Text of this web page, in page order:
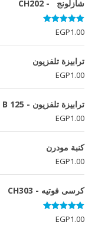
شازلونج - CH202
تم التقييم
5.00
من 5
EGP1.00
ترابيزة تلفزيون
EGP1.00
ترابيزة تلفزيون - B 125
EGP1.00
كنبة مودرن
EGP1.00
كرسى فوتيه - CH303
تم التقييم
5.00
من 5
EGP1.00